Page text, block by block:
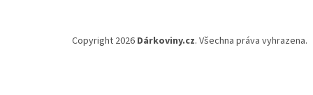
Copyright 2026 Dárkoviny.cz. Všechna práva vyhrazena.